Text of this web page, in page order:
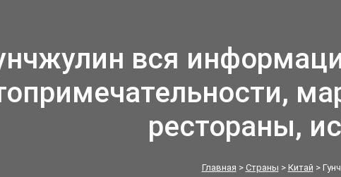
вся
рестораны,
Главная > Страны > Китай >